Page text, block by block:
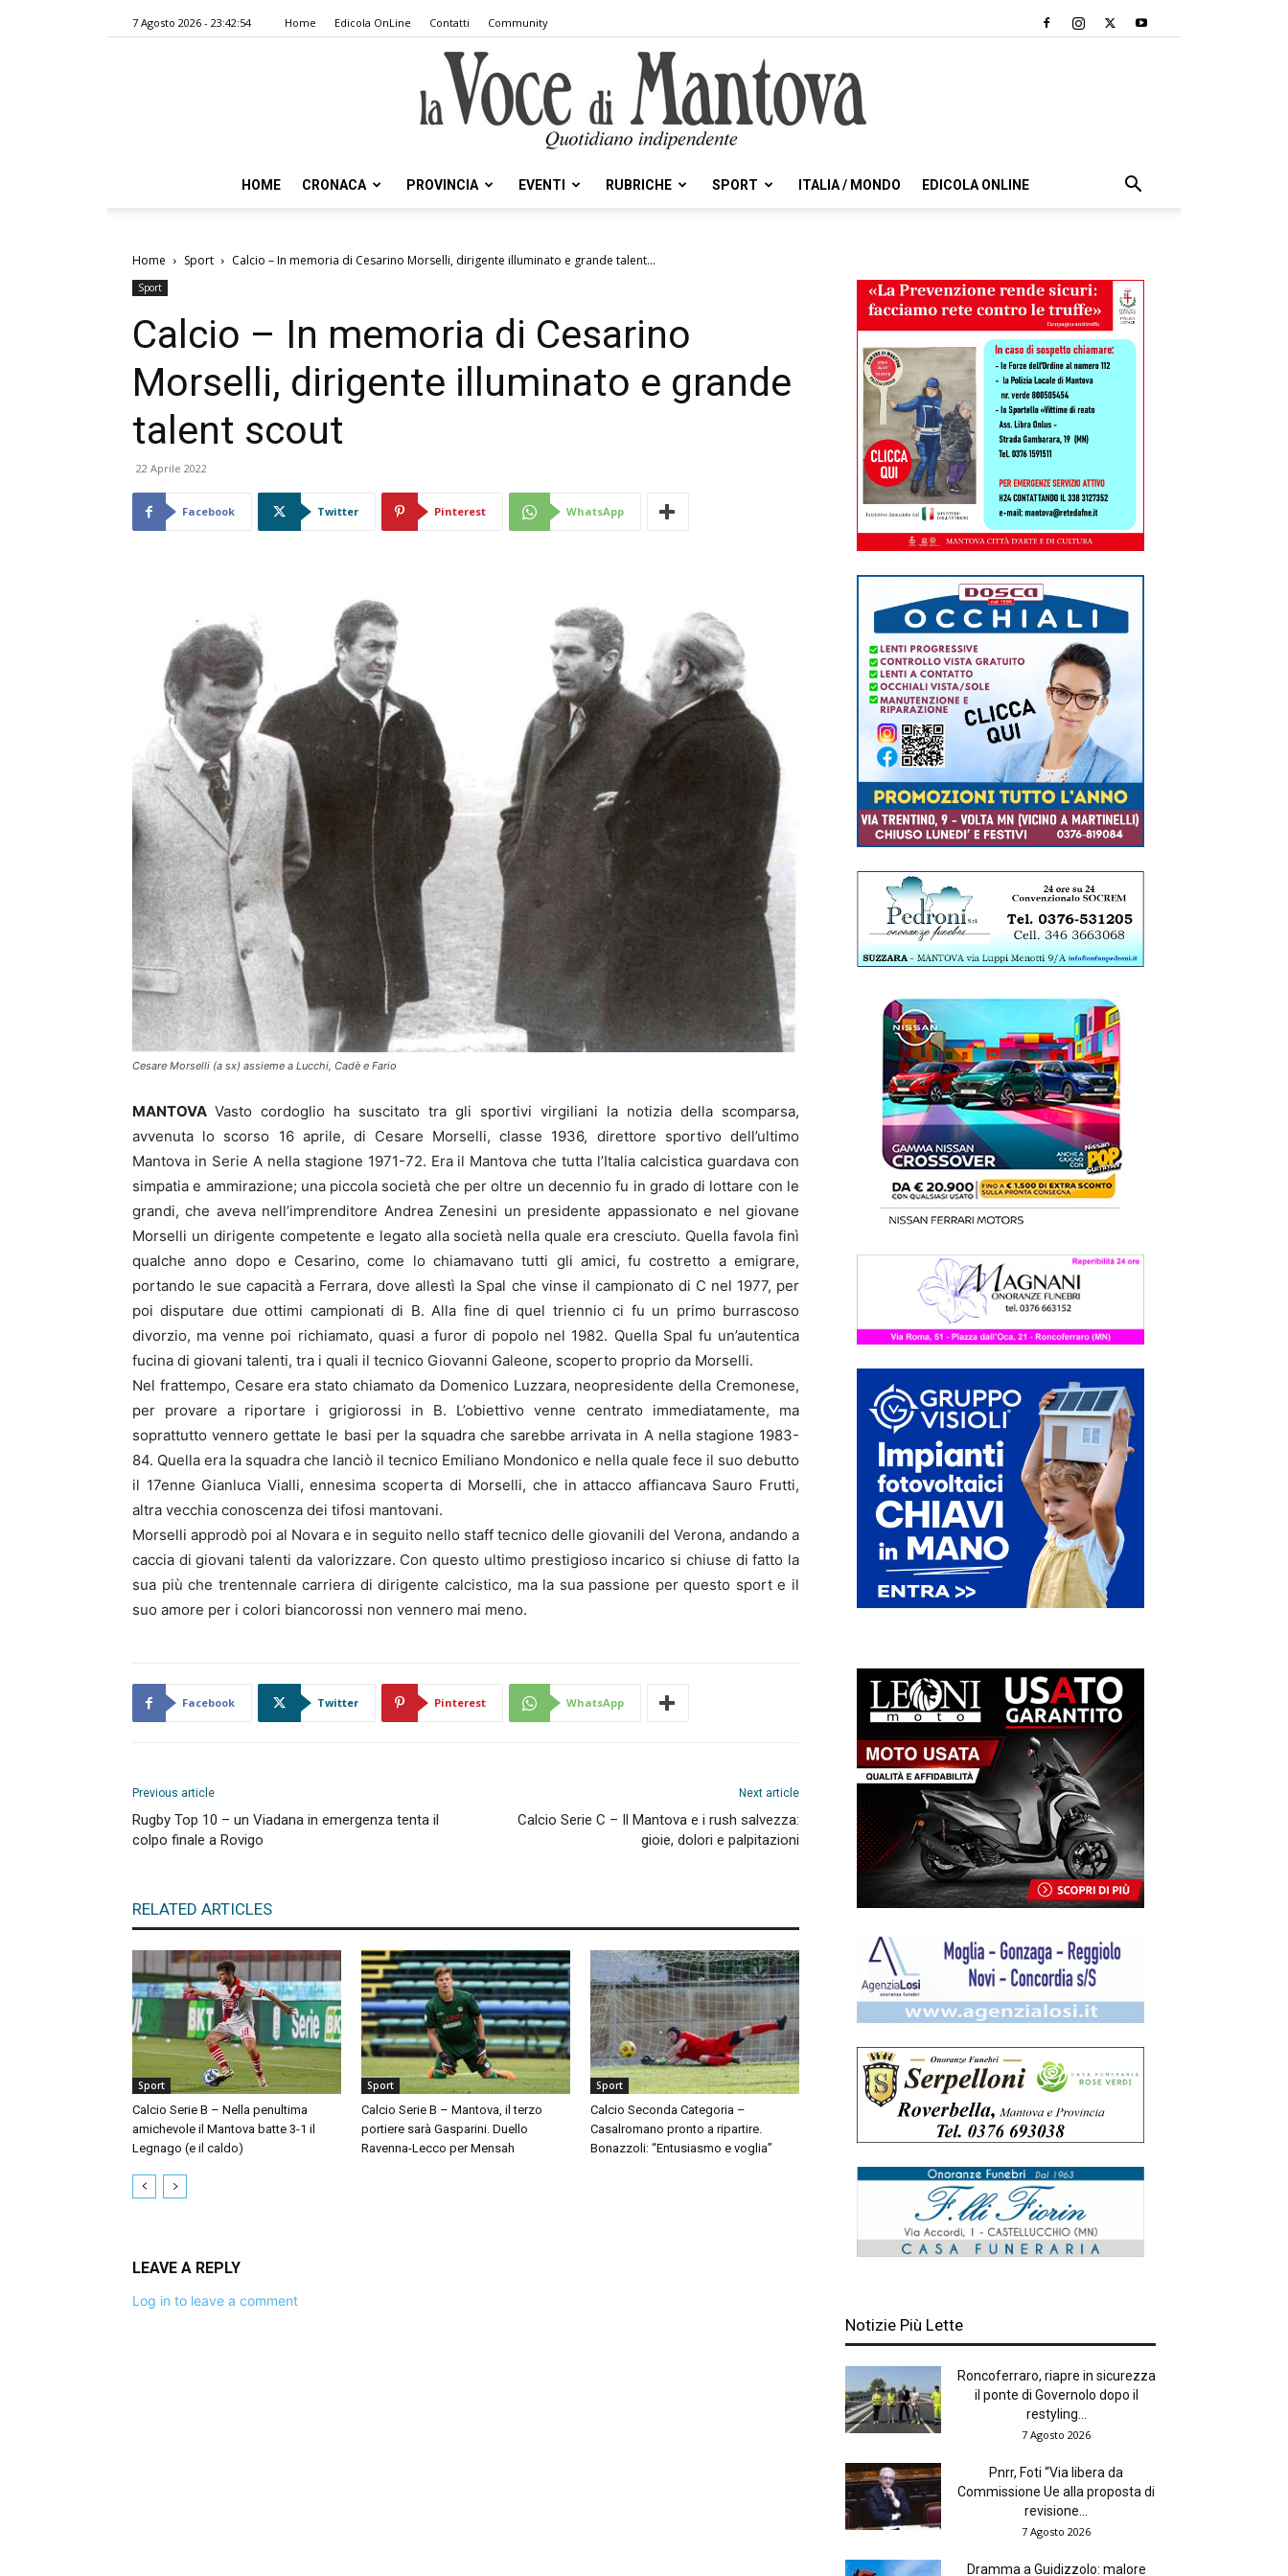
7 Agosto 2026 - 23:42:54 Home Edicola OnLine Contatti Community
Voce
HOME CRONACA PROVINCIA EVENTI RUBRICHE SPORT ITALIA / MONDO EDICOLA ONLINE
Home Sport Calcio – In memoria di Cesarino Morselli, dirigente illuminato e grande talent...
Sport
Calcio – In memoria di Cesarino
Morselli, dirigente illuminato e grande
talent scout
22 Aprile 2022
Facebook Twitter Pinterest WhatsApp
Cesare Morselli (a sx) assieme a Lucchi, Cadè e Fario
MANTOVA Vasto cordoglio ha suscitato tra gli sportivi virgiliani la notizia della scomparsa,
avvenuta lo scorso 16 aprile, di Cesare Morselli, classe 1936, direttore sportivo dell’ultimo
Mantova in Serie A nella stagione 1971-72. Era il Mantova che tutta l’Italia calcistica guardava con
simpatia e ammirazione; una piccola società che per oltre un decennio fu in grado di lottare con le
grandi, che aveva nell’imprenditore Andrea Zenesini un presidente appassionato e nel giovane
Morselli un dirigente competente e legato alla società nella quale era cresciuto. Quella favola finì
qualche anno dopo e Cesarino, come lo chiamavano tutti gli amici, fu costretto a emigrare,
portando le sue capacità a Ferrara, dove allestì la Spal che vinse il campionato di C nel 1977, per
poi disputare due ottimi campionati di B. Alla fine di quel triennio ci fu un primo burrascoso
divorzio, ma venne poi richiamato, quasi a furor di popolo nel 1982. Quella Spal fu un’autentica
fucina di giovani talenti, tra i quali il tecnico Giovanni Galeone, scoperto proprio da Morselli.
Nel frattempo, Cesare era stato chiamato da Domenico Luzzara, neopresidente della Cremonese,
per provare a riportare i grigiorossi in B. L’obiettivo venne centrato immediatamente, ma
soprattutto vennero gettate le basi per la squadra che sarebbe arrivata in A nella stagione 1983-
84. Quella era la squadra che lanciò il tecnico Emiliano Mondonico e nella quale fece il suo debutto
il 17enne Gianluca Vialli, ennesima scoperta di Morselli, che in attacco affiancava Sauro Frutti,
altra vecchia conoscenza dei tifosi mantovani.
Morselli approdò poi al Novara e in seguito nello staff tecnico delle giovanili del Verona, andando a
caccia di giovani talenti da valorizzare. Con questo ultimo prestigioso incarico si chiuse di fatto la
sua più che trentennale carriera di dirigente calcistico, ma la sua passione per questo sport e il
suo amore per i colori biancorossi non vennero mai meno.
Facebook Twitter Pinterest WhatsApp
Previous article
Rugby Top 10 – un Viadana in emergenza tenta il
colpo finale a Rovigo
Next article
Calcio Serie C – Il Mantova e i rush salvezza:
gioie, dolori e palpitazioni
RELATED ARTICLES
Sport
Calcio Serie B – Nella penultima
amichevole il Mantova batte 3-1 il
Legnago (e il caldo)
Sport
Calcio Serie B – Mantova, il terzo
portiere sarà Gasparini. Duello
Ravenna-Lecco per Mensah
Sport
Calcio Seconda Categoria –
Casalromano pronto a ripartire.
Bonazzoli: “Entusiasmo e voglia”
LEAVE A REPLY
Log in to leave a comment
Notizie Più Lette
Roncoferraro, riapre in sicurezza
il ponte di Governolo dopo il
restyling...
7 Agosto 2026
Pnrr, Foti “Via libera da
Commissione Ue alla proposta di
revisione...
7 Agosto 2026
Dramma a Guidizzolo: malore